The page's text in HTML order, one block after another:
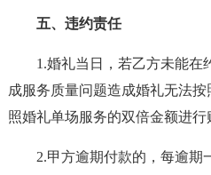
五、违约责任
1.婚礼当日，若乙方未能在
成服务质量问题造成婚礼无法
照婚礼单场服务的双倍金额进行
2.甲方逾期付款的，每逾